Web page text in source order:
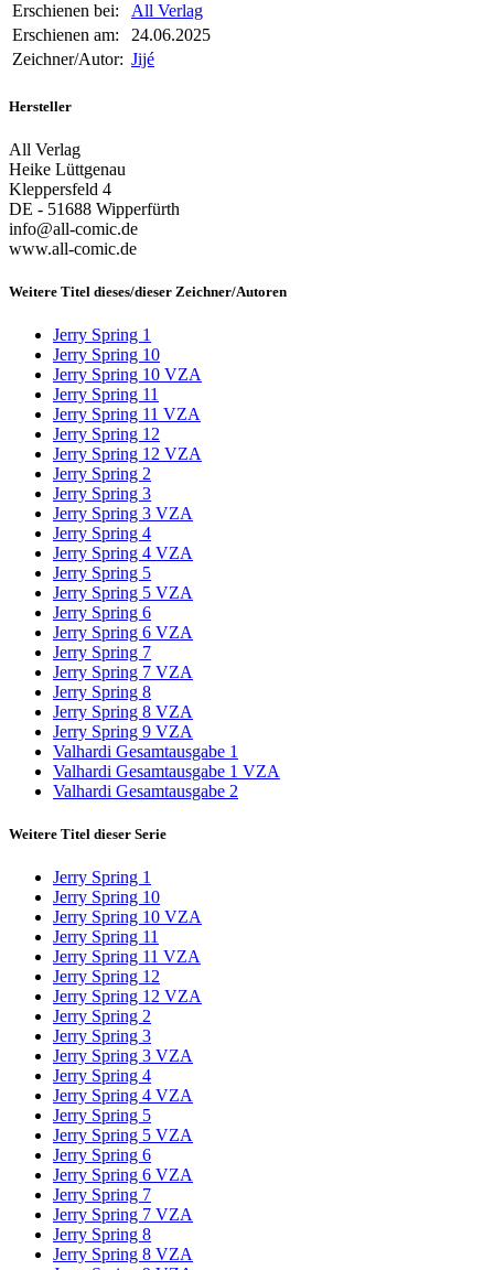
Erschienen bei:
All Verlag
Erschienen am:
24.06.2025
Zeichner/Autor: Jijé
Hersteller
All Verlag
Heike Lüttgenau
Kleppersfeld 4
DE - 51688 Wipperfürth
info@all-comic.de
www.all-comic.de
Weitere Titel dieses/dieser Zeichner/Autoren
Jerry Spring 1
Jerry Spring 10
Jerry Spring 10 VZA
Jerry Spring 11
Jerry Spring 11 VZA
Jerry Spring 12
Jerry Spring 12 VZA
Jerry Spring 2
Jerry Spring 3
Jerry Spring 3 VZA
Jerry Spring 4
Jerry Spring 4 VZA
Jerry Spring 5
Jerry Spring 5 VZA
Jerry Spring 6
Jerry Spring 6 VZA
Jerry Spring 7
Jerry Spring 7 VZA
Jerry Spring 8
Jerry Spring 8 VZA
Jerry Spring 9 VZA
Valhardi Gesamtausgabe 1
Valhardi Gesamtausgabe 1 VZA
Valhardi Gesamtausgabe 2
Weitere Titel dieser Serie
Jerry Spring 1
Jerry Spring 10
Jerry Spring 10 VZA
Jerry Spring 11
Jerry Spring 11 VZA
Jerry Spring 12
Jerry Spring 12 VZA
Jerry Spring 2
Jerry Spring 3
Jerry Spring 3 VZA
Jerry Spring 4
Jerry Spring 4 VZA
Jerry Spring 5
Jerry Spring 5 VZA
Jerry Spring 6
Jerry Spring 6 VZA
Jerry Spring 7
Jerry Spring 7 VZA
Jerry Spring 8
Jerry Spring 8 VZA